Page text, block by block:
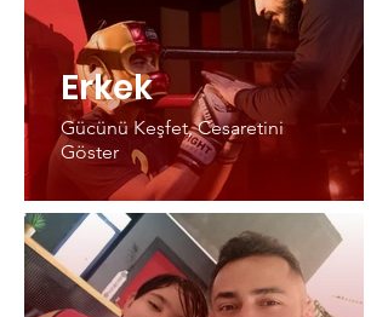
Erkek
Gücünü Keşfet, Cesaretini
Göster